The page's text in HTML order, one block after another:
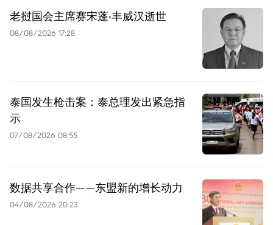
老挝国会主席赛宋蓬·丰威汉逝世
08/08/2026 17:28
泰国发生枪击案：泰总理发出紧急指
示
07/08/2026 08:55
数据共享合作——东盟新的增长动力
04/08/2026 20:23